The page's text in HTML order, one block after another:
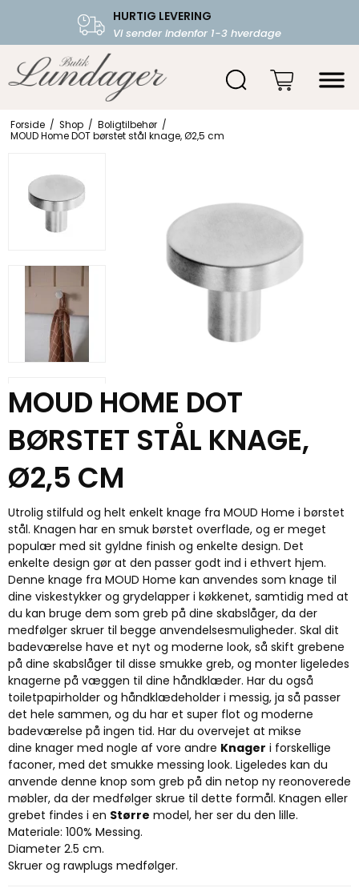
HURTIG LEVERING
Vi sender indenfor 1-3 hverdage
FRI FRAGT OVER 599.-
Starter fra 39,-
Forside / Shop / Boligtilbehør /
MOUD Home DOT børstet stål knage, Ø2,5 cm
MOUD HOME DOT
BØRSTET STÅL KNAGE,
Ø2,5 CM
Utrolig stilfuld og helt enkelt knage fra MOUD Home i børstet
stål. Knagen har en smuk børstet overflade, og er meget
populær med sit gyldne finish og enkelte design. Det
enkelte design gør at den passer godt ind i ethvert hjem.
Denne knage fra MOUD Home kan anvendes som knage til
dine viskestykker og grydelapper i køkkenet, samtidig med at
du kan bruge dem som greb på dine skabslåger, da der
medfølger skruer til begge anvendelsesmuligheder. Skal dit
badeværelse have et nyt og moderne look, så skift grebene
på dine skabslåger til disse smukke greb, og monter ligeledes
knagerne på væggen til dine håndklæder. Har du også
toiletpapirholder og håndklædeholder i messig, ja så passer
det hele sammen, og du har et super flot og moderne
badeværelse på ingen tid. Har du overvejet at mikse
dine knager med nogle af vore andre Knager i forskellige
faconer, med det smukke messing look. Ligeledes kan du
anvende denne knop som greb på din netop ny reonoverede
møbler, da der medfølger skrue til dette formål. Knagen eller
grebet findes i en Større model, her ser du den lille.
Materiale: 100% Messing.
Diameter 2.5 cm.
Skruer og rawplugs medfølger.